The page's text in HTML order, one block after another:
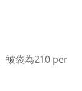
被袋為210 per